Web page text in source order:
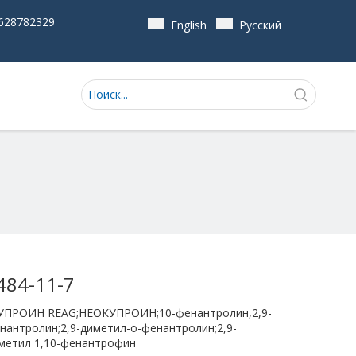
English Pусский
11-7
REAG;НЕОКУПРОИН;10-фенантролин,2,9-
диметил-о-фенантролин;2,9-
1,10-фенантрофин